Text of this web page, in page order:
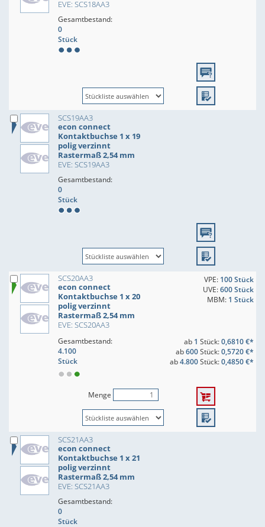
EVE: SCS18AA3
Gesamtbestand:
0
Stück
SCS19AA3
econ connect
Kontaktbuchse 1 x 19
polig verzinnt
Rastermaß 2,54 mm
EVE: SCS19AA3
Gesamtbestand:
0
Stück
SCS20AA3
econ connect
Kontaktbuchse 1 x 20
polig verzinnt
Rastermaß 2,54 mm
EVE: SCS20AA3
VPE: 100 Stück
UVE:600 Stück
MBM: 1 Stück
Gesamtbestand:
4.100
Stück
ab 1 Stück:0,6810 €*
ab600Stück:0,5720 €*
ab4.800Stück:0,4850 €*
Menge
SCS21AA3
econ connect
Kontaktbuchse 1 x 21
polig verzinnt
Rastermaß 2,54 mm
EVE: SCS21AA3
Gesamtbestand:
0
Stück